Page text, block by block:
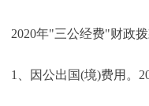
年"三公经费"财政拨
因公出国(境)费用。